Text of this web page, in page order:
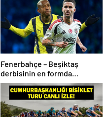
Fenerbahçe – Beşiktaş
derbisinin en formda
ayakları: Anderson Talisca ve
Rafa Silva